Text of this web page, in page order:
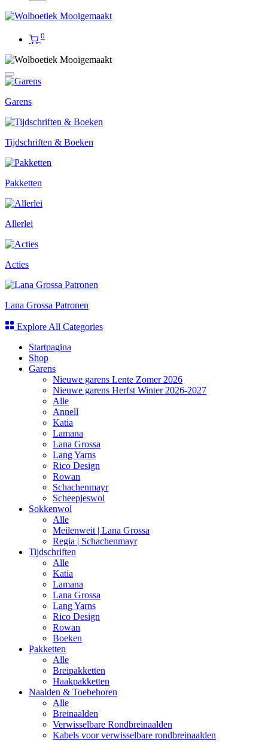
0
Garens
Tijdschriften & Boeken
Pakketten
Allerlei
Acties
Lana Grossa Patronen
Explore All Categories
Startpagina
Shop
Garens
Nieuwe garens Lente Zomer 2026
Nieuwe garens Herfst Winter 2026-2027
Alle
Annell
Katia
Lamana
Lana Grossa
Lang Yarns
Rico Design
Rowan
Schachenmayr
Scheepjeswol
Sokkenwol
Alle
Meilenweit | Lana Grossa
Regia | Schachenmayr
Tijdschriften
Alle
Katia
Lamana
Lana Grossa
Lang Yarns
Rico Design
Rowan
Boeken
Pakketten
Alle
Breipakketten
Haakpakketten
Naalden & Toebehoren
Alle
Breinaalden
Verwisselbare Rondbreinaalden
Kabels voor verwisselbare rondbreinaalden